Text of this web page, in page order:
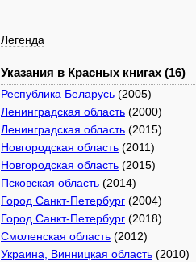
Легенда
Указания в Красных книгах (16)
Республика Беларусь (2005)
Ленинградская область (2000)
Ленинградская область (2015)
Новгородская область (2011)
Новгородская область (2015)
Псковская область (2014)
Город Санкт-Петербург (2004)
Город Санкт-Петербург (2018)
Смоленская область (2012)
Украина, Винницкая область (2010)